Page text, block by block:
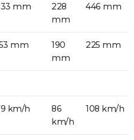
mm
228
mm
446 mm
mm
190
mm
225 mm
km/h
86
km/h
108 km/h